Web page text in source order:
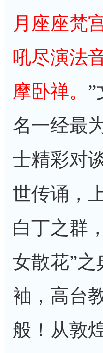
月座座梵
吼尽演法
摩卧禅。 ”
名一经最
士精彩对
世传诵，
白丁之群
女散花”
袖，高台
般！从敦